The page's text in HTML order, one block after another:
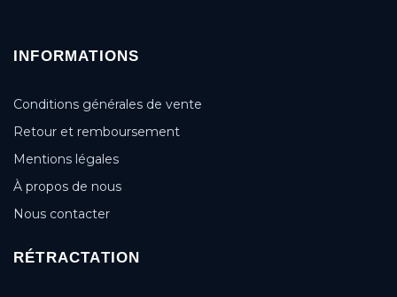
INFORMATIONS
Conditions générales de vente
Retour et remboursement
Mentions légales
À propos de nous
Nous contacter
RÉTRACTATION